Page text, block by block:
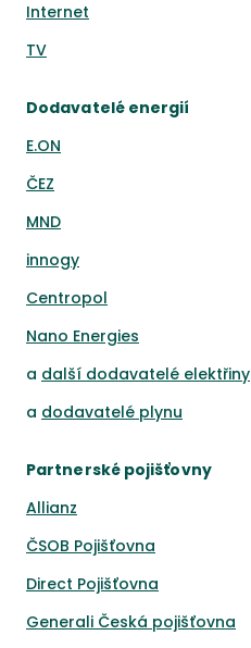
Internet
TV
Dodavatelé energií
E.ON
ČEZ
MND
innogy
Centropol
Nano Energies
a další dodavatelé elektřiny
a dodavatelé plynu
Partnerské pojišťovny
Allianz
ČSOB Pojišťovna
Direct Pojišťovna
Generali Česká pojišťovna